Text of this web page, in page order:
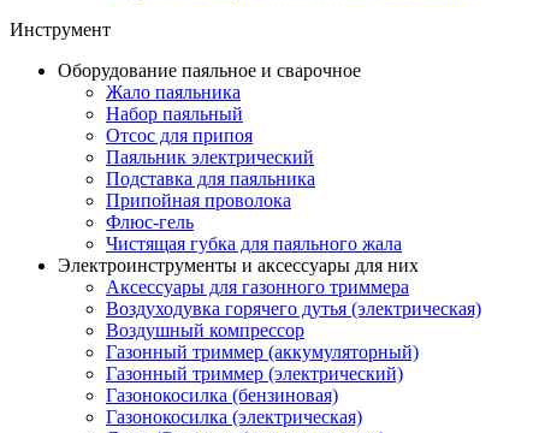
Инструмент
Оборудование паяльное и сварочное
Жало паяльника
Набор паяльный
Отсос для припоя
Паяльник электрический
Подставка для паяльника
Припойная проволока
Флюс-гель
Чистящая губка для паяльного жала
Электроинструменты и аксессуары для них
Аксессуары для газонного триммера
Воздуходувка горячего дутья (электрическая)
Воздушный компрессор
Газонный триммер (аккумуляторный)
Газонный триммер (электрический)
Газонокосилка (бензиновая)
Газонокосилка (электрическая)